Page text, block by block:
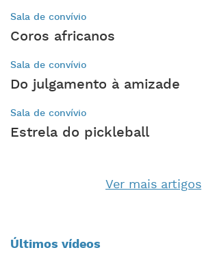
Sala de convívio
Coros africanos
Sala de convívio
Do julgamento à amizade
Sala de convívio
Estrela do pickleball
Ver mais artigos
Últimos vídeos